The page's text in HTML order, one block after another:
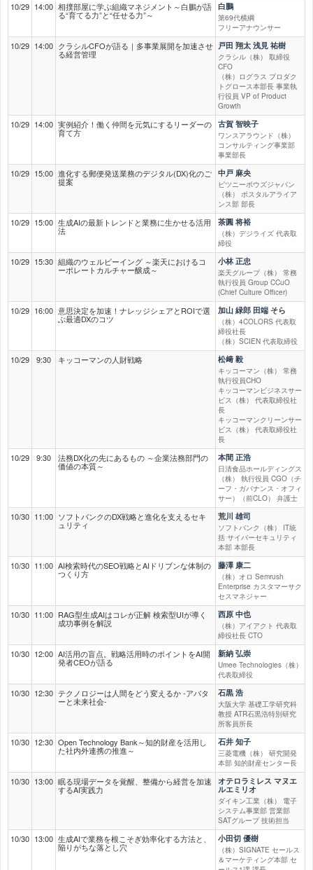
10/29 14:00 相撲部屋に学ぶ組織マネジメント～白鵬が語
る“育てる力”と“任せる力”～
白鵬
第69代横綱
フリーアナウンサー
10/29 14:00 クラシルCFOが語る｜多事業展開を加速させ
る経営管理
戸田 翔太 浅見 祐樹
クラシル（株） 取締役
CFO
（株）ログラス プロダク
トグロース本部長 事業執
行役員 VP of Product
Growth
10/29 14:00 実例紹介！働く仲間を元気にするリーダーの
育て方
古賀 智映子
ワンスアラウンド（株）
コンサルティング事業部
事業部長
10/29 15:00 進化する郵便発送業務のデジタル(DX)化のご
提案
中戸 麻央
ピツニーボウズジャパン
（株） ポスタルアライア
ンス部 部長
10/29 15:00 生成AIの最新トレンドと業務に生かせる活用
法
茶圓 将裕
（株）デジライズ 代表取
締役
10/29 15:30 組織のウェルビーイング ～楽天におけるコ
ーポレートカルチャー醸成～
小林 正忠
楽天グループ（株） 常務
執行役員 Group CCuO
(Chief Culture Officer)
10/29 16:00 意思決定を加速！ナレッジシェアとROIで選
ぶ最適DXのコツ
加山 緑郎 田端 そら
（株）4COLORS 代表取
締役社長
（株）SCIEN 代表取締役
10/29 9:30 キッコーマンの人財戦略 松﨑 毅
キッコーマン（株） 常務
執行役員CHO
キッコーマンビジネスサー
ビス（株） 代表取締役社
長
キッコーマンクリーンサー
ビス（株） 代表取締役社
長
10/29 9:30 法務DX化の先にあるもの ～企業法務部門の
価値の本質～
本間 正浩
日清食品ホールディングス
（株） 執行役員 CGO（チ
ーフ・ガバナンス・オフィ
サー）（前CLO） 弁護士
10/30 11:00 ソフトバンクのDX戦略と進化を支えるセキ
ュリティ
荒川 雄司
ソフトバンク（株） IT統
括 サイバーセキュリティ
本部 本部長
10/30 11:00 AI検索時代のSEO戦略とAIドリブンな体制の
つくり方
藤澤 康二
（株）オロ Semrush
Enterprise カスタマーサク
セスマネジャー
10/30 11:00 RAG型生成AIはコレが正解 検索型UIが導く
成功事例を解説
西原 中也
（株）アイアクト 代表取
締役社長 CTO
10/30 12:00 AI活用の盲点。戦略活用時のポイントをAI開
発者CEOが語る
新納 弘崇
Umee Technologies（株）
代表取締役
10/30 12:30 テクノロジーは人間をどう変えるか -アバタ
ーと未来社会-
石黒 浩
大阪大学 基礎工学研究科
教授 ATR石黒浩特別研究
所客員所長
10/30 12:30 Open Technology Bank～知的財産を活用し
た社内外連携の推進～
石井 知子
三菱電機（株） 研究開発
本部 知的財産センター長
10/30 13:00 眠る現場データを覚醒、整備から経営を加速
するAI実践力
オテロラミレス マヌエ
ルエミリオ
ダイキン工業（株） 電子
システム事業部 営業部
SATグループ 技術担当
10/30 13:00 生成AIで業務を根こそぎ効率化する方法と、
陥りがちな落とし穴
小田切 優樹
（株）SIGNATE セールス
＆マーケティング本部 セ